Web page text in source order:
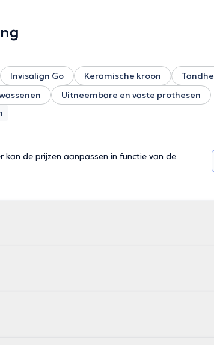
Invisalign Go Keramische kroon
Uitneembare en vaste prothesen
kan de prijzen aanpassen in functie van de